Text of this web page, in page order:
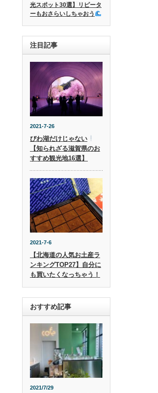
光スポット30選】リピータ
ーもおさらいしちゃおう
注目記事
2021-7-26
びわ湖だけじゃない
【知られざる滋賀県のお
すすめ観光地16選】
2021-7-6
【北海道の人気お土産ラ
ンキングTOP27】自分に
も買いたくなっちゃう！
おすすめ記事
2021/7/29